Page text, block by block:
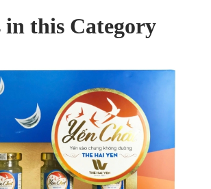
in this Category